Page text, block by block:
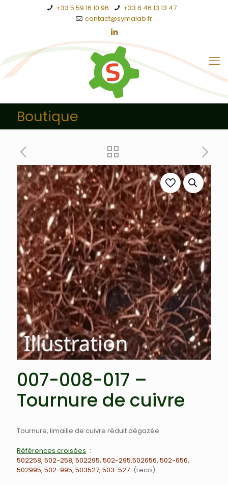
+33 5 59 16 10 96
+33 6 46 13 13 47
contact@symalab.fr
Boutique
007-008-017 –
Tournure de cuivre
Tournure, limaille de cuivre réduit dégazée
Références croisées
502258, 502-258, 502295, 502-295,502656, 502-656,
502995, 502-995, 503527, 503-527
Leco